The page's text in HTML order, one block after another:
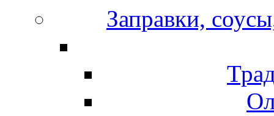
Заправки,